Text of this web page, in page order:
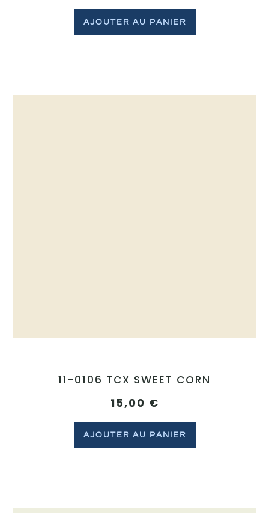
AJOUTER AU PANIER
11-0106 TCX SWEET CORN
15,00 €
AJOUTER AU PANIER